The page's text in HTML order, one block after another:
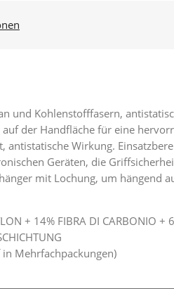
und Kohlenstofffasern,
der Handfläche für eine
antistatische Wirkung.
Geräten, die
mit Lochung, um hängend
+ 14% FIBRA DI CARBONIO +
in Mehrfachpackungen)